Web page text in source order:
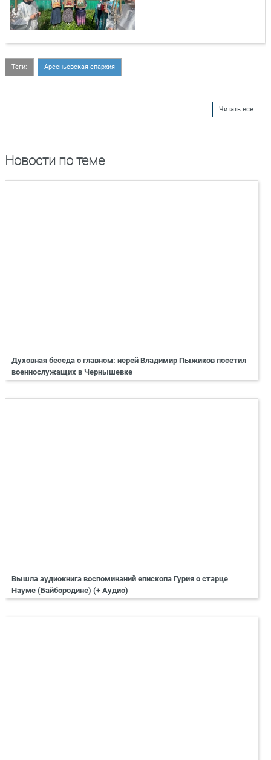
Теги: Арсеньевская епархия
Читать все
Новости по теме
Духовная беседа о главном: иерей Владимир Пыжиков посетил
военнослужащих в Чернышевке
Вышла аудиокнига воспоминаний епископа Гурия о старце
Науме (Байбородине) (+ Аудио)